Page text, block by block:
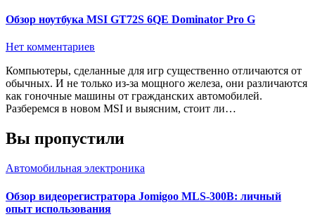
Обзор ноутбука MSI GT72S 6QE Dominator Pro G
Нет комментариев
Компьютеры, сделанные для игр существенно отличаются от
обычных. И не только из-за мощного железа, они различаются
как гоночные машины от гражданских автомобилей.
Разберемся в новом MSI и выясним, стоит ли…
Вы пропустили
Автомобильная электроника
Обзор видеорегистратора Jomigoo MLS-300B: личный
опыт использования